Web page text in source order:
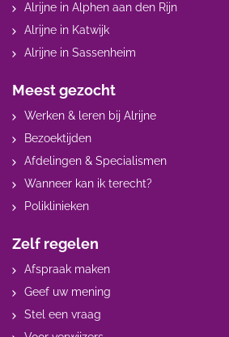
Alrijne in Alphen aan den Rijn
Alrijne in Katwijk
Alrijne in Sassenheim
Meest gezocht
Werken & leren bij Alrijne
Bezoektijden
Afdelingen & Specialismen
Wanneer kan ik terecht?
Poliklinieken
Zelf regelen
Afspraak maken
Geef uw mening
Stel een vraag